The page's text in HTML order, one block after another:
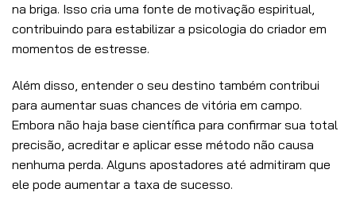
na briga. Isso cria uma fonte de motivação espiritual,
contribuindo para estabilizar a psicologia do criador em
momentos de estresse.
Além disso, entender o seu destino também contribui
para aumentar suas chances de vitória em campo.
Embora não haja base científica para confirmar sua total
precisão, acreditar e aplicar esse método não causa
nenhuma perda. Alguns apostadores até admitiram que
ele pode aumentar a taxa de sucesso.